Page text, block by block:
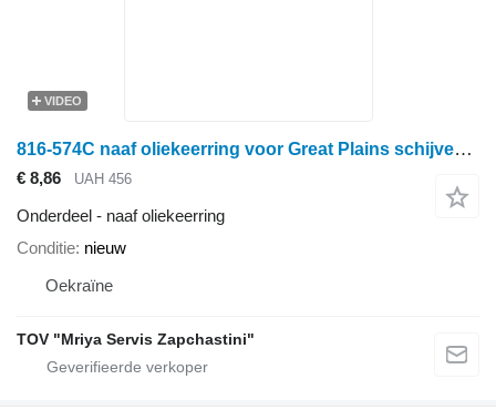
VIDEO
816-574C naaf oliekeerring voor Great Plains schijveneg
€ 8,86 UAH 456
Onderdeel - naaf oliekeerring
Conditie nieuw
Oekraïne
TOV "Mriya Servis Zapchastini"